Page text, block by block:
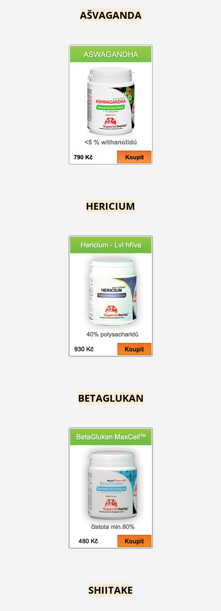
AŠVAGANDA
HERICIUM
BETAGLUKAN
SHIITAKE